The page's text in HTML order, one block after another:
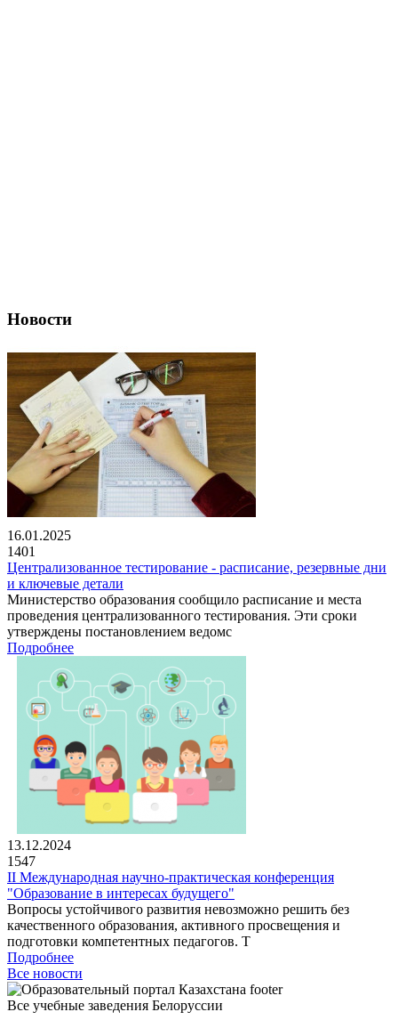
Новости
16.01.2025
1401
Централизованное тестирование - расписание, резервные дни
и ключевые детали
Министерство образования сообщило расписание и места
проведения централизованного тестирования. Эти сроки
утверждены постановлением ведомс
Подробнее
13.12.2024
1547
II Международная научно-практическая конференция
"Образование в интересах будущего"
Вопросы устойчивого развития невозможно решить без
качественного образования, активного просвещения и
подготовки компетентных педагогов. Т
Подробнее
Все новости
Все учебные заведения Белоруссии